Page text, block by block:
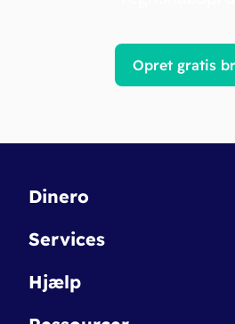
Opret gratis
Dinero
Kontakt
Betingelser & Sikkerhed
Nye funktioner
Services
Dinero Starter
Hjælp
Regnskabsordbogen